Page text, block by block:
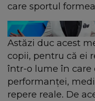
care sportul
Astăzi duc acest
copii, pentru că ei
într-o lume în care
performanței,
repere reale. De